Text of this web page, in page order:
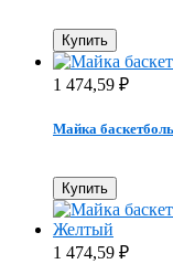
Купить
1 474,59 ₽
Майка
Купить
1 474,59 ₽